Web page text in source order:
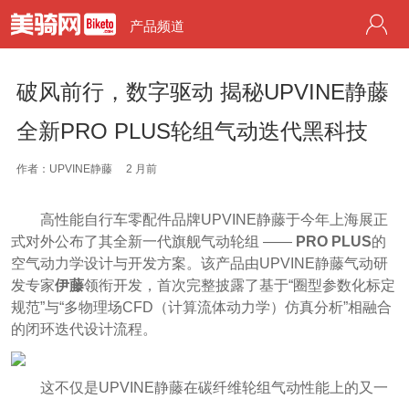
产品频道
破风前行，数字驱动 揭秘UPVINE静藤
全新PRO PLUS轮组气动迭代黑科技
作者：UPVINE静藤 2 月前
高性能自行车零配件品牌UPVINE静藤于今年上海展正
式对外公布了其全新一代旗舰气动轮组 —— PRO PLUS的
空气动力学设计与开发方案。该产品由UPVINE静藤气动研
发专家伊藤领衔开发，首次完整披露了基于“圈型参数化标定
规范”与“多物理场CFD（计算流体动力学）仿真分析”相融合
的闭环迭代设计流程。
这不仅是UPVINE静藤在碳纤维轮组气动性能上的又一